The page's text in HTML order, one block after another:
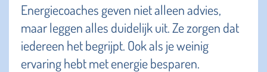
Energiecoaches geven niet alleen advies,
maar leggen alles duidelijk uit. Ze zorgen dat
iedereen het begrijpt. Ook als je weinig
ervaring hebt met energie besparen.